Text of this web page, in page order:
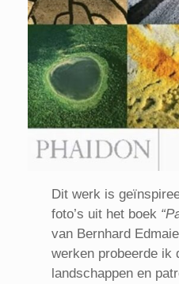
Dit werk is
foto’s uit het boek
van Bernhard
werken probeerde ik
landschappen en